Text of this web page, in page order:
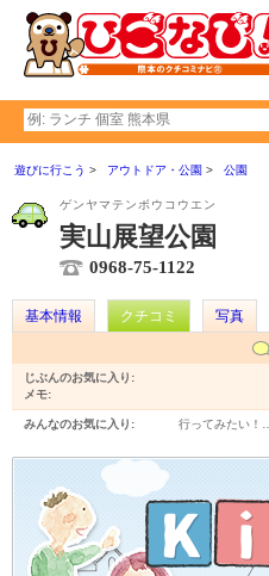
遊びに行こう アウトドア・公園 公園
ゲンヤマテンボウコウエン
実山展望公園
0968-75-1122
基本情報 クチコミ 写真
じぶんのお気に入り:
メモ:
みんなのお気に入り: 行ってみたい！…